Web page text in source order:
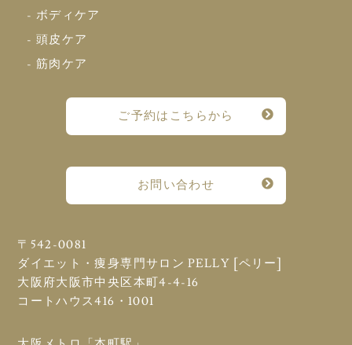
- ボディケア
- 頭皮ケア
- 筋肉ケア
ご予約はこちらから
お問い合わせ
〒542-0081
ダイエット・痩身専門サロン PELLY [ペリー]
大阪府大阪市中央区本町4-4-16
コートハウス416・1001